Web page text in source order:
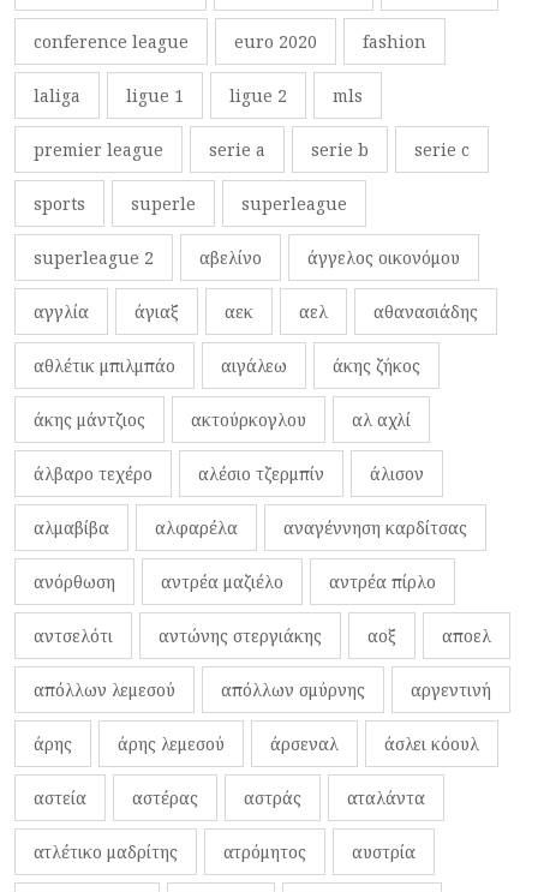
conference league euro 2020 fashion
laliga ligue 1 ligue 2 mls
premier league serie a serie b serie c
sports superle superleague
superleague 2 αβελίνο άγγελος οικονόμου
αγγλία άγιαξ αεκ αελ αθανασιάδης
αθλέτικ μπιλμπάο αιγάλεω άκης ζήκος
άκης μάντζιος ακτούρκογλου αλ αχλί
άλβαρο τεχέρο αλέσιο τζερμπίν άλισον
αλμαβίβα αλφαρέλα αναγέννηση καρδίτσας
ανόρθωση αντρέα μαζιέλο αντρέα πίρλο
αντσελότι αντώνης στεργιάκης αοξ αποελ
απόλλων λεμεσού απόλλων σμύρνης αργεντινή
άρης άρης λεμεσού άρσεναλ άσλει κόουλ
αστεία αστέρας αστράς αταλάντα
ατλέτικο μαδρίτης ατρόμητος αυστρία